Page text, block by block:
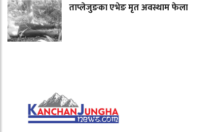
ताप्लेजुङका एभेङ मृत अवस्थाम फेला